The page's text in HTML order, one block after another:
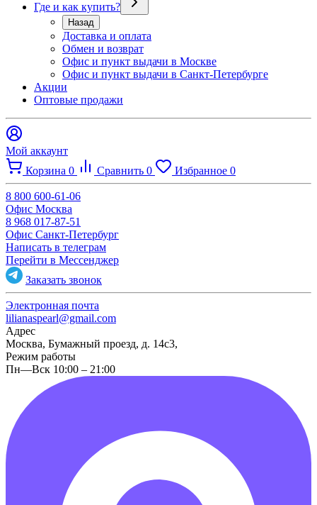
Где и как купить?
Назад
Доставка и оплата
Обмен и возврат
Офис и пункт выдачи в Москве
Офис и пункт выдачи в Санкт-Петербурге
Акции
Оптовые продажи
Мой аккаунт
Корзина 0 Сравнить 0 Избранное 0
8 800 600-61-06
Офис Москва
8 968 017-87-51
Офис Санкт-Петербург
Написать в телеграм
Перейти в Мессенджер
Заказать звонок
Электронная почта
lilianaspearl@gmail.com
Адрес
Москва, Бумажный проезд, д. 14с3,
Режим работы
Пн—Вск 10:00 – 21:00